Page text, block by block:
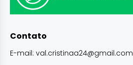
Contato
E-mail: val.cristinaa24@gmail.com